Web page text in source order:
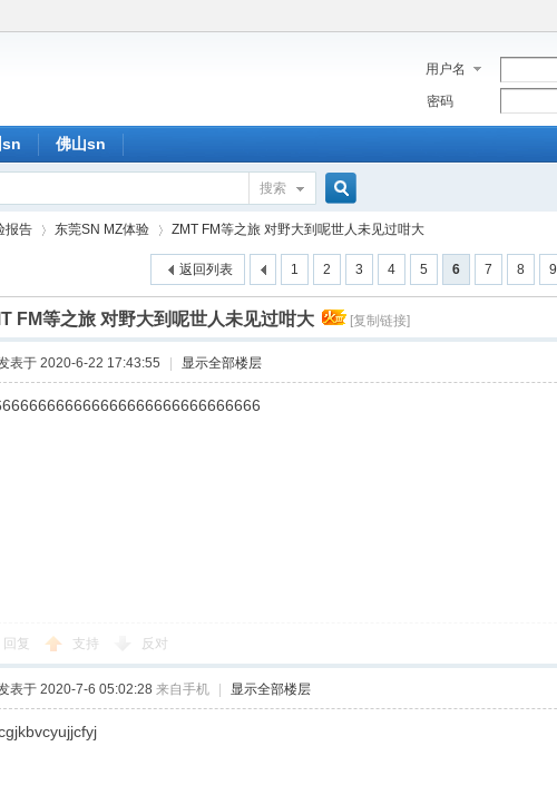
用户名
密码
sn 佛山sn
搜索
搜
索
报告
›
东莞SN MZ体验
›
ZMT FM等之旅 对野大到呢世人未见过咁大
1 2 3 4 5 6 7 8 9
返回列表
FM等之旅 对野大到呢世人未见过咁大 [复制链接]
表于 2020-6-22 17:43:55 显示全部楼层
回复 支持 反对
表于 2020-7-6 05:02:28 来自手机 显示全部楼层